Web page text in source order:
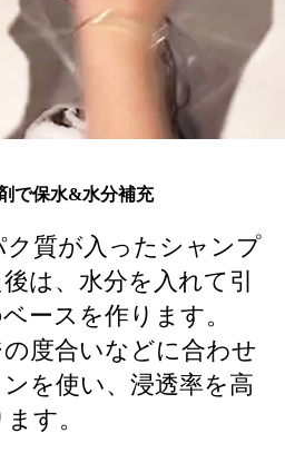
で保水&水分補充
質が入ったシャンプ
は、水分を入れて引
ースを作ります。
度合いなどに合わせ
を使い、浸透率を高
す。